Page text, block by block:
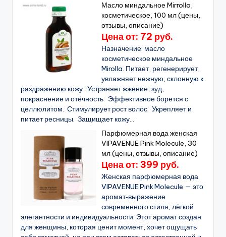
Масло миндальное Mirrolla,
косметическое, 100 мл (цены,
отзывы, описание)
Цена от: 72 руб.
Назначение: масло
косметическое миндальное
Mirolla. Питает, регенерирует,
увлажняет нежную, склонную к
раздражению кожу. Устраняет жжение, зуд,
покраснение и отёчность. Эффективное борется с
целлюлитом. Стимулирует рост волос. Укрепляет и
питает ресницы. Защищает кожу...
Парфюмерная вода женская
VIPAVENUE Pink Molecule, 30
мл (цены, отзывы, описание)
Цена от: 399 руб.
Женская парфюмерная вода
VIPAVENUE Pink Molecule — это
аромат‑выражение
современного стиля, лёгкой
элегантности и индивидуальности. Этот аромат создан
для женщины, которая ценит момент, хочет ощущать